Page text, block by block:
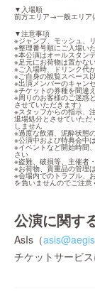
▼入場順
前方エリア→一般エリ
▼注意事項
※ジャンプ、モッシュ、
※整理番号順にご入場い
※本公演はオールスタン
※足元にお荷物は置かな
※ご入場時、ドリンク代
※ご自身の観覧スペース
※出演メンバーのキャン
※チケットの券種を間違
※周りのお客様のご迷惑
させていただきます）
※スタッフからの指示、
退場処分とさせていた
しません
※過度な飲酒、泥酔状態
※公演中および特典会中
※イベントなど開始時間
さい
※盗難、破損等、主催者
※お荷物、貴重品の管理
※会場内でのトラブル、
を負いませんのでご注意
公演に関す
AsIs（
チケットサービ